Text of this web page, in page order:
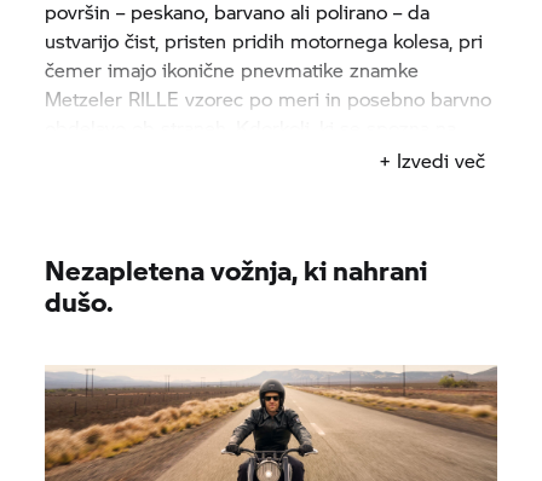
površin – peskano, barvano ali polirano – da
ustvarijo čist, pristen pridih motornega kolesa, pri
čemer imajo ikonične pnevmatike znamke
Metzeler RILLE vzorec po meri in posebno barvno
motorna kolesa BMW iz 50. let prejšnjega stoletja,
+ Izvedi več
Nezapletena vožnja, ki nahrani
dušo.